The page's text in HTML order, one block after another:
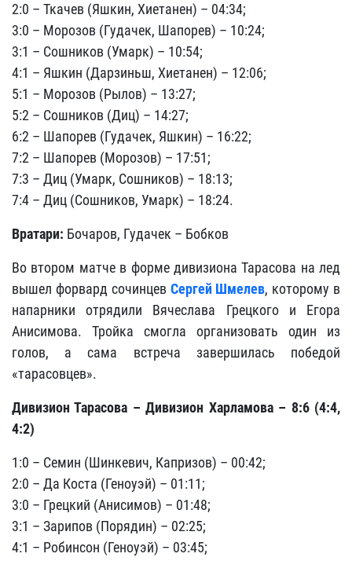
2:0 – Ткачев (Яшкин, Хиетанен) – 04:34;
3:0 – Морозов (Гудачек, Шапорев) – 10:24;
3:1 – Сошников (Умарк) – 10:54;
4:1 – Яшкин (Дарзиньш, Хиетанен) – 12:06;
5:1 – Морозов (Рылов) – 13:27;
5:2 – Сошников (Диц) – 14:27;
6:2 – Шапорев (Гудачек, Яшкин) – 16:22;
7:2 – Шапорев (Морозов) – 17:51;
7:3 – Диц (Умарк, Сошников) – 18:13;
7:4 – Диц (Сошников, Умарк) – 18:24.
Вратари: Бочаров, Гудачек – Бобков
Во втором матче в форме дивизиона Тарасова на лед
вышел форвард сочинцев Сергей Шмелев, которому в
напарники отрядили Вячеслава Грецкого и Егора
Анисимова. Тройка смогла организовать один из
голов, а сама встреча завершилась победой
«тарасовцев».
Дивизион Тарасова – Дивизион Харламова – 8:6 (4:4,
4:2)
1:0 – Семин (Шинкевич, Капризов) – 00:42;
2:0 – Да Коста (Геноуэй) – 01:11;
3:0 – Грецкий (Анисимов) – 01:48;
3:1 – Зарипов (Порядин) – 02:25;
4:1 – Робинсон (Геноуэй) – 03:45;